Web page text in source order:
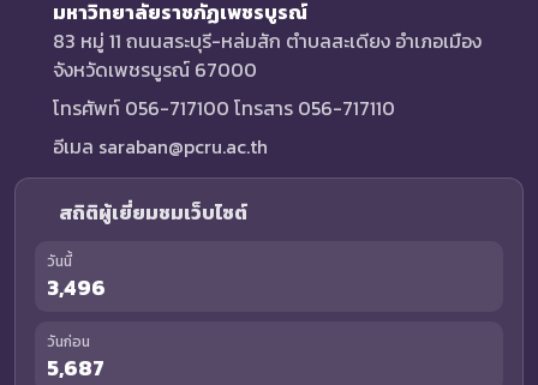
มหาวิทยาลัยราชภัฏเพชรบูรณ์
83 หมู่ 11 ถนนสระบุรี-หล่มสัก ตำบลสะเดียง อำเภอเมือง
จังหวัดเพชรบูรณ์ 67000
โทรศัพท์ 056-717100 โทรสาร 056-717110
อีเมล saraban@pcru.ac.th
สถิติผู้เยี่ยมชมเว็บไซต์
วันนี้
3,496
วันก่อน
5,687